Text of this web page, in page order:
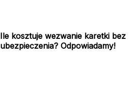
Ile kosztuje wezwanie karetki bez
ubezpieczenia? Odpowiadamy!